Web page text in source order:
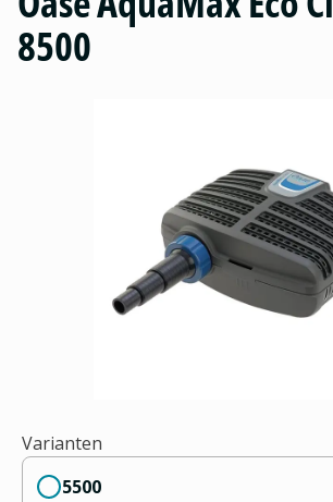
8500
Varianten
5500